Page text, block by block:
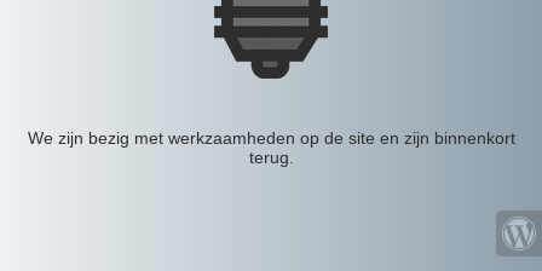
We zijn bezig met werkzaamheden op de site en zijn binnenkort
terug.